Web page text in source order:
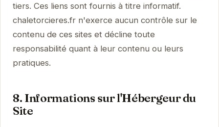
tiers. Ces liens sont fournis à titre informatif.
chaletorcieres.fr n'exerce aucun contrôle sur le
contenu de ces sites et décline toute
responsabilité quant à leur contenu ou leurs
pratiques.
8. Informations sur l'Hébergeur du
Site